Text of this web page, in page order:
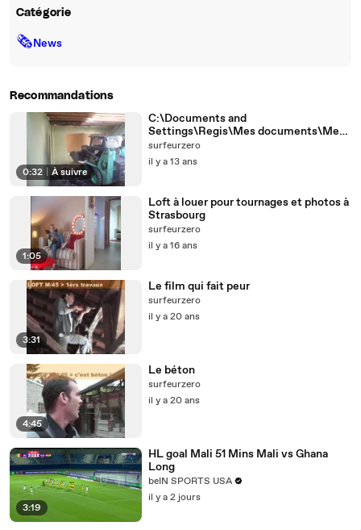
Catégorie
🗞News
Recommandations
0:32 À suivre
C:\Documents and
Settings\Regis\Mes documents\Mes
images\45 Rue de
Sélestat\Photos\cgdownload
surfeurzero
il y a 13 ans
1:05
Loft à louer pour tournages et photos à
Strasbourg
surfeurzero
il y a 16 ans
3:31
Le film qui fait peur
surfeurzero
il y a 20 ans
4:45
Le béton
surfeurzero
il y a 20 ans
3:19
HL goal Mali 51 Mins Mali vs Ghana
Long
beIN SPORTS USA
il y a 2 jours